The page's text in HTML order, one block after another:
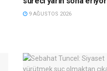
9 AĞUSTOS 2026